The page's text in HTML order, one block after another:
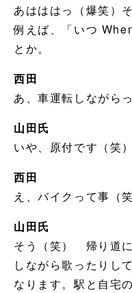
あはははっ（爆笑）
例えば、「いつ
とか。
西田
あ、車運転しながら
山田氏
いや、原付です（笑）
西田
え、バイクって事（笑
山田氏
そう（笑） 帰り道
しながら歌ったりし
なります。駅と自宅